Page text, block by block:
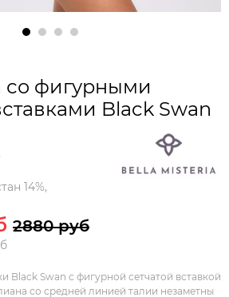
со фигурными
Black Swan
14%,
2880 руб
Black Swan с фигурной сетчатой вставкой
со средней линией талии незаметны